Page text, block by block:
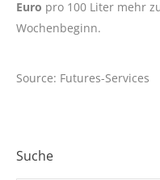
Euro pro 100 Liter mehr
Wochenbeginn.
Source: Futures-Services
Suche